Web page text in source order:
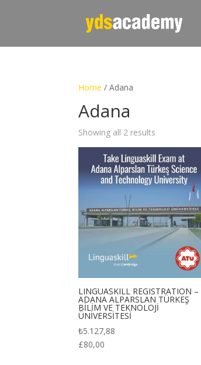
Home / Adana
Adana
Showing all 2 results
LINGUASKILL REGISTRATION –
ADANA ALPARSLAN TÜRKEŞ
BİLİM VE TEKNOLOJİ
ÜNİVERSİTESİ
₺5.127,88
£80,00